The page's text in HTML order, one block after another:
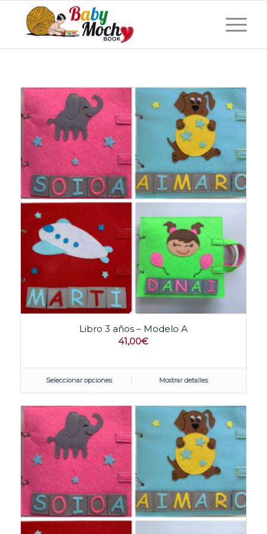
Libro 3 años – Modelo A
41,00€
Seleccionar opciones Mostrar detalles